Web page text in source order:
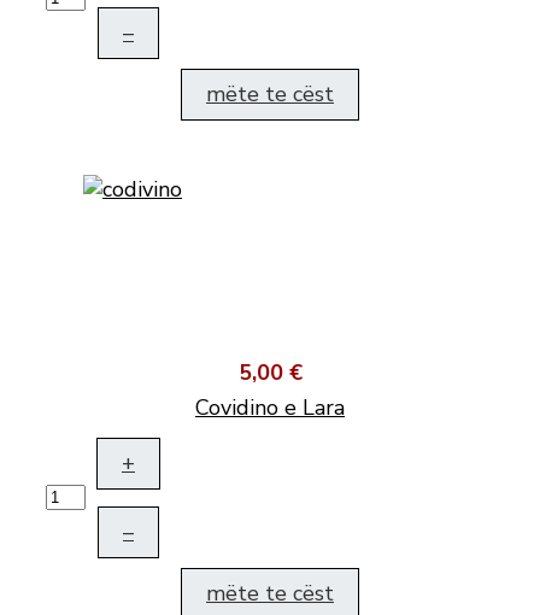
–
mëte te cëst
5,00 €
Covidino e Lara
+
–
mëte te cëst